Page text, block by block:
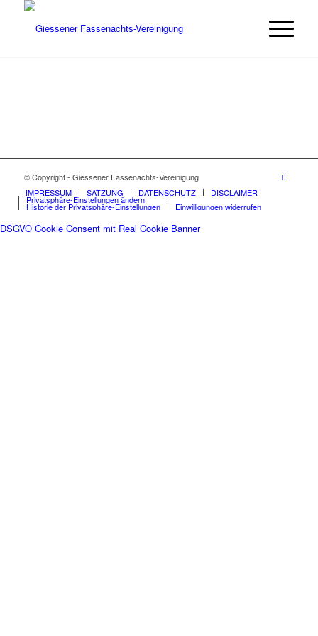
© Copyright - Giessener Fassenachts-Vereinigung
IMPRESSUM
SATZUNG DATENSCHUTZ DISCLAIMER
Privatsphäre-Einstellungen ändern
Historie der Privatsphäre-Einstellungen Einwilligungen widerrufen
DSGVO Cookie Consent mit Real Cookie Banner